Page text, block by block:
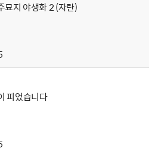
지 야생화 2 (자란)
피었습니다